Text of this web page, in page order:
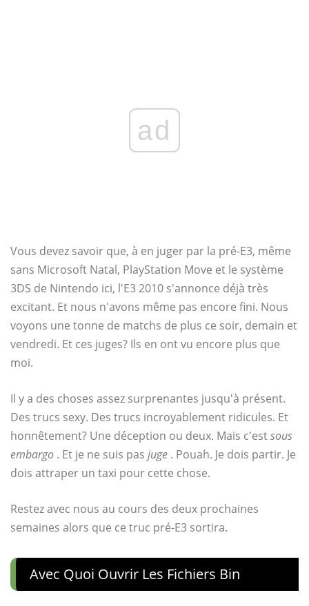
ad
Vous devez savoir que, à en juger par la pré-E3, même
sans Microsoft Natal, PlayStation Move et le système
3DS de Nintendo ici, l'E3 2010 s'annonce déjà très
excitant. Et nous n'avons même pas encore fini. Nous
voyons une tonne de matchs de plus ce soir, demain et
vendredi. Et ces juges? Ils en ont vu encore plus que
moi.
Il y a des choses assez surprenantes jusqu'à présent.
Des trucs sexy. Des trucs incroyablement ridicules. Et
honnêtement? Une déception ou deux. Mais c'estsous
embargo . Et je ne suis pas juge . Pouah. Je dois partir. Je
dois attraper un taxi pour cette chose.
Restez avec nous au cours des deux prochaines
semaines alors que ce truc pré-E3 sortira.
Avec Quoi Ouvrir Les Fichiers Bin